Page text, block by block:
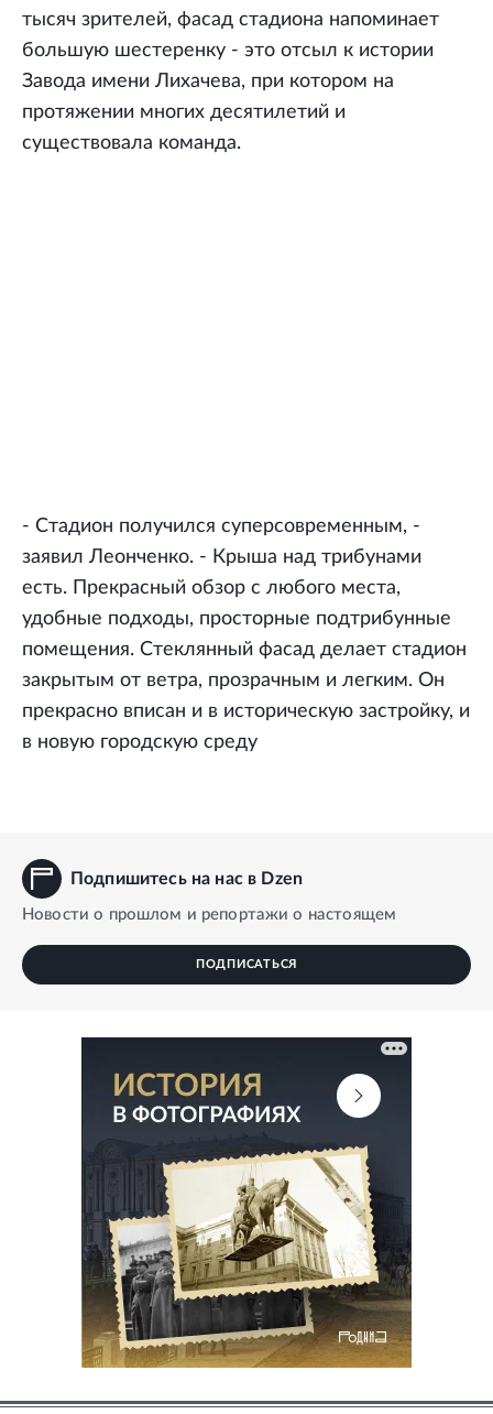
тысяч зрителей, фасад стадиона напоминает
большую шестеренку - это отсыл к истории
Завода имени Лихачева, при котором на
протяжении многих десятилетий и
существовала команда.
- Стадион получился суперсовременным, -
заявил Леонченко. - Крыша над трибунами
есть. Прекрасный обзор с любого места,
удобные подходы, просторные подтрибунные
помещения. Стеклянный фасад делает стадион
закрытым от ветра, прозрачным и легким. Он
прекрасно вписан и в историческую застройку, и
в новую городскую среду
Подпишитесь на нас в Dzen
Новости о прошлом и репортажи о настоящем
ПОДПИСАТЬСЯ